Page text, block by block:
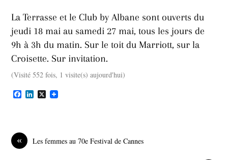
La Terrasse et le Club by Albane sont ouverts du
jeudi 18 mai au samedi 27 mai, tous les jours de
9h à 3h du matin. Sur le toit du Marriott, sur la
Croisette. Sur invitation.
(Visité 552 fois, 1 visite(s) aujourd'hui)
F
o
o
k
L
I
X
« Les femmes au 70e Festival de Cannes